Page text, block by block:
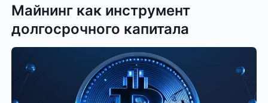
Майнинг как инструмент
долгосрочного капитала